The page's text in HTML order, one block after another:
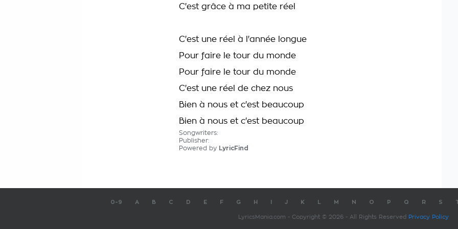
C'est grâce à ma petite réel
C'est une réel à l'année longue
Pour faire le tour du monde
Pour faire le tour du monde
C'est une réel de chez nous
Bien à nous et c'est beaucoup
Bien à nous et c'est beaucoup
Songwriters:
Publisher:
Powered by LyricFind
0-9 A B C D E F G H J K M N O P Q R S
LyricsMania.com - Copyright © 2026 - All Rights Reserved Privacy Policy